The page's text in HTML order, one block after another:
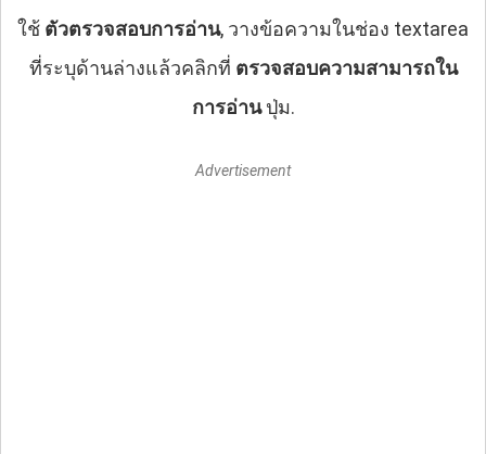
ใช้ ตัวตรวจสอบการอ่าน, วางข้อความในช่อง textarea
ที่ระบุด้านล่างแล้วคลิกที่ ตรวจสอบความสามารถใน
การอ่านปุ่ม.
Advertisement